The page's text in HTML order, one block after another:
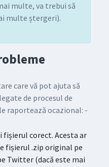
multe, va trebui să
multe ștergeri).
care vă pot ajuta să
de procesul de
raportează ocazional: -
corect. Acesta ar
fișierul .zip original pe
Twitter (dacă este mai